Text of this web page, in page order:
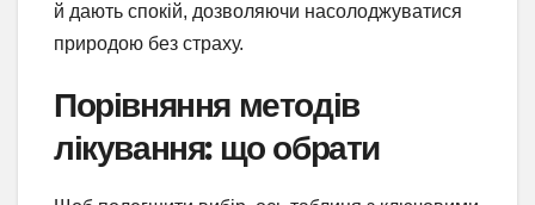
й дають спокій, дозволяючи насолоджуватися
природою без страху.
Порівняння методів
лікування: що обрати